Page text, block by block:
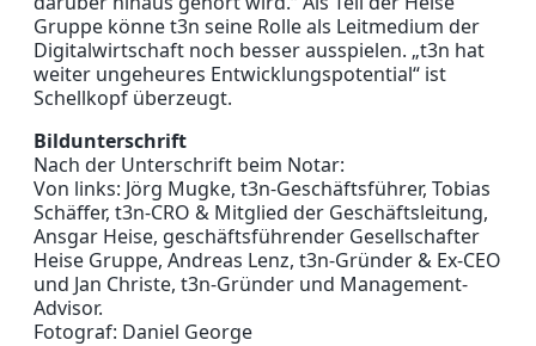
Gruppe könne t3n seine Rolle als Leitmedium der
Digitalwirtschaft noch besser ausspielen. „t3n hat
weiter ungeheures Entwicklungspotential“ ist
Schellkopf überzeugt.
Bildunterschrift
Nach der Unterschrift beim Notar:
Von links: Jörg Mugke, t3n-Geschäftsführer, Tobias
Schäffer, t3n-CRO & Mitglied der Geschäftsleitung,
Ansgar Heise, geschäftsführender Gesellschafter
Heise Gruppe, Andreas Lenz, t3n-Gründer & Ex-CEO
und Jan Christe, t3n-Gründer und Management-
Advisor.
Fotograf: Daniel George